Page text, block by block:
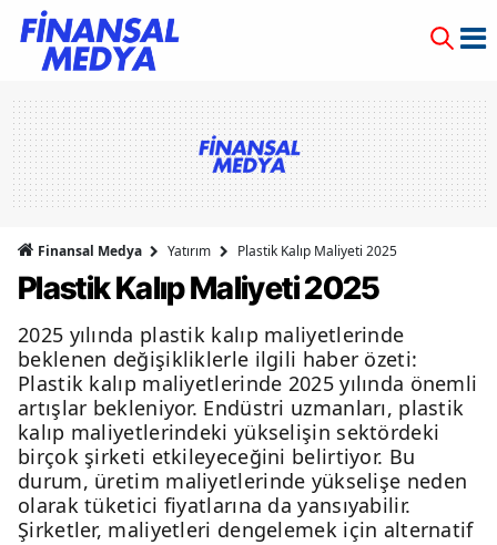
Finansal Medya Yatırım Plastik Kalıp Maliyeti 2025
Plastik Kalıp Maliyeti 2025
2025 yılında plastik kalıp maliyetlerinde
beklenen değişikliklerle ilgili haber özeti:
Plastik kalıp maliyetlerinde 2025 yılında önemli
artışlar bekleniyor. Endüstri uzmanları, plastik
kalıp maliyetlerindeki yükselişin sektördeki
birçok şirketi etkileyeceğini belirtiyor. Bu
durum, üretim maliyetlerinde yükselişe neden
olarak tüketici fiyatlarına da yansıyabilir.
Şirketler, maliyetleri dengelemek için alternatif